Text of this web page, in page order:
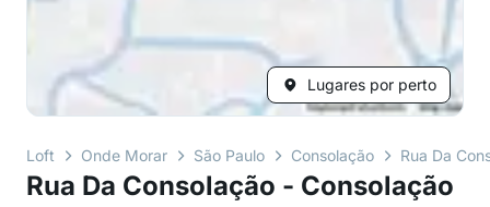
Lugares por perto
Loft Onde Morar São Paulo Consolação Rua Da
Rua Da Consolação - Consolação